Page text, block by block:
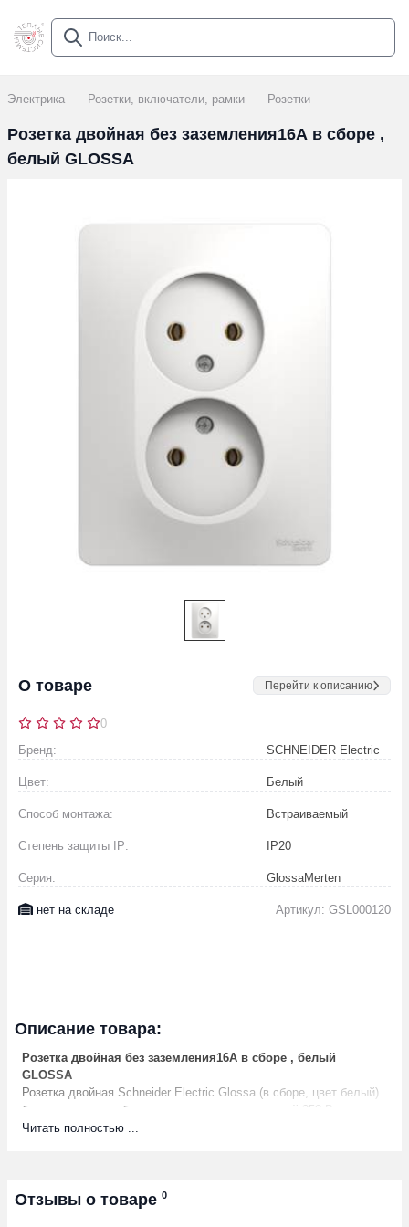
Электрика Розетки, включатели, рамки Розетки
Розетка двойная без заземления16А в сборе ,
белый GLOSSA
О товаре Перейти к описанию
0
Бренд:
SCHNEIDER Electric
Цвет: Белый
Способ монтажа: Встраиваемый
Степень защиты IP: IP20
Серия: GlossaMerten
нет на складе Артикул: GSL000120
Описание товара:
Розетка двойная без заземления16А в сборе , белый
GLOSSA
Розетка двойная Schneider Electric Glossa (в сборе, цвет белый)
без заземления и без шторок подходит для сетей 250 В, на ток
16 А. - Выполнен из материала PС+ASA, стойкого к УФ-
Модель/исполнение Без заземляющего контакта
Читать полностью ...
Отзывы о товаре 0